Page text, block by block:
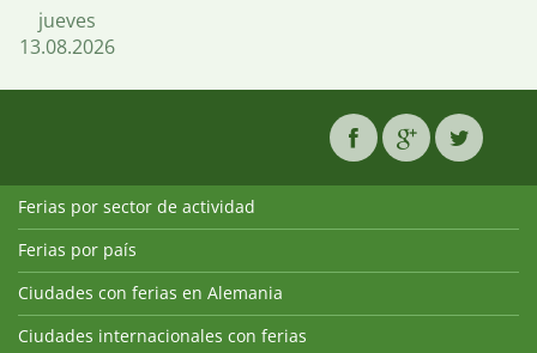
jueves
13.08.2026
Ferias por sector de actividad
Ferias por país
Ciudades con ferias en Alemania
Ciudades internacionales con ferias